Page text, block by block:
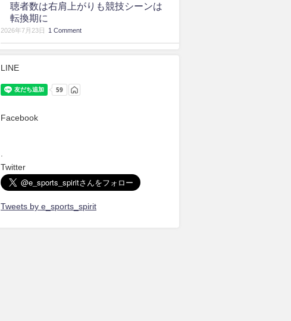
聴者数は右肩上がりも競技シーンは
転換期に
2026年7月23日 1 Comment
LINE
Facebook
Twitter
Tweets by e_sports_spirit